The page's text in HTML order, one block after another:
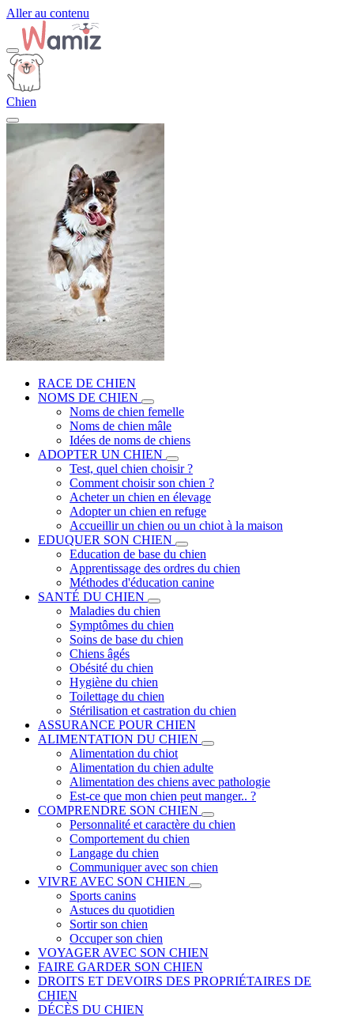
Aller au contenu
Chien
RACE DE CHIEN
NOMS DE CHIEN
Noms de chien femelle
Noms de chien mâle
Idées de noms de chiens
ADOPTER UN CHIEN
Test, quel chien choisir ?
Comment choisir son chien ?
Acheter un chien en élevage
Adopter un chien en refuge
Accueillir un chien ou un chiot à la maison
EDUQUER SON CHIEN
Education de base du chien
Apprentissage des ordres du chien
Méthodes d'éducation canine
SANTÉ DU CHIEN
Maladies du chien
Symptômes du chien
Soins de base du chien
Chiens âgés
Obésité du chien
Hygiène du chien
Toilettage du chien
Stérilisation et castration du chien
ASSURANCE POUR CHIEN
ALIMENTATION DU CHIEN
Alimentation du chiot
Alimentation du chien adulte
Alimentation des chiens avec pathologie
Est-ce que mon chien peut manger.. ?
COMPRENDRE SON CHIEN
Personnalité et caractère du chien
Comportement du chien
Langage du chien
Communiquer avec son chien
VIVRE AVEC SON CHIEN
Sports canins
Astuces du quotidien
Sortir son chien
Occuper son chien
VOYAGER AVEC SON CHIEN
FAIRE GARDER SON CHIEN
DROITS ET DEVOIRS DES PROPRIÉTAIRES DE
CHIEN
DÉCÈS DU CHIEN